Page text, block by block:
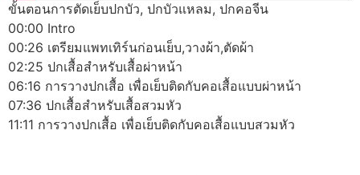
ขั้นตอนการตัดเย็บปกบัว, ปกบัวแหลม, ปกคอจีน
00:00 Intro
00:26 เตรียมแพทเทิร์นก่อนเย็บ,วางผ้า,ตัดผ้า
02:25 ปกเสื้อสำหรับเสื้อผ่าหน้า
06:16 การวางปกเสื้อ เพื่อเย็บติดกับคอเสื้อแบบผ่าหน้า
07:36 ปกเสื้อสำหรับเสื้อสวมหัว
11:11 การวางปกเสื้อ เพื่อเย็บติดกับคอเสื้อแบบสวมหัว